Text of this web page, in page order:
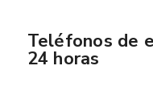
Teléfonos de
24 horas